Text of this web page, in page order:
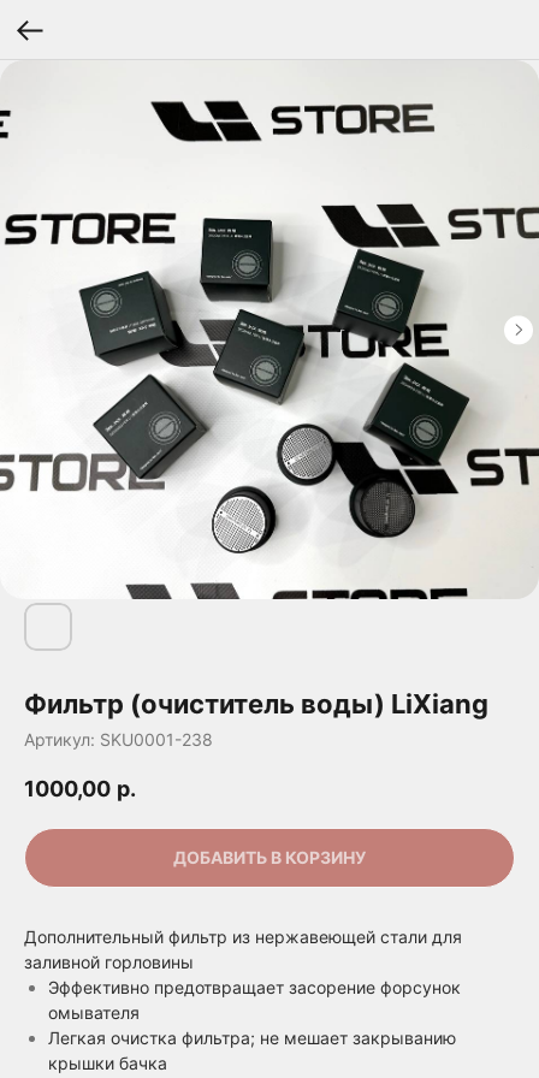
Фильтр (очиститель воды) LiXiang
Артикул: SKU0001-238
1000,00 р.
ДОБАВИТЬ В КОРЗИНУ
Дополнительный фильтр из нержавеющей стали для
заливной горловины
Эффективно предотвращает засорение форсунок
омывателя
Легкая очистка фильтра; не мешает закрыванию
крышки бачка